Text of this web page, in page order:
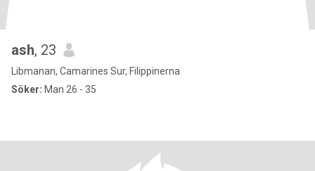
ash, 23
Libmanan, Camarines Sur, Filippinerna
Söker: Man 26 - 35